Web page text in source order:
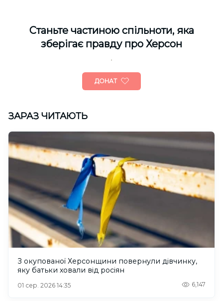
Cтаньте частиною спільноти, яка
зберігає правду про Херсон
ДОНАТ
ЗАРАЗ ЧИТАЮТЬ
З окупованої Херсонщини повернули дівчинку,
яку батьки ховали від росіян
01 сер. 2026 14:35 6,147